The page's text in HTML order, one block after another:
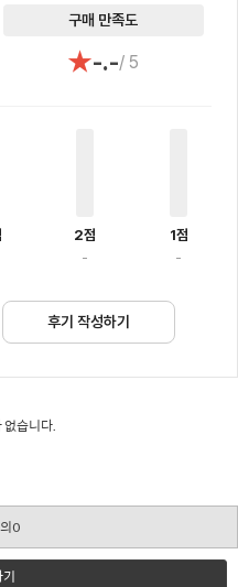
구매 만족도
★-.-/ 5
2점
-
1점
-
후기 작성하기
없습니다.
0